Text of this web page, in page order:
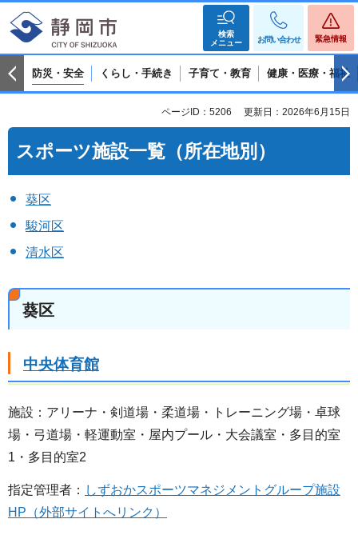
検索
メニュー
お問い合わせ 緊急情報
防災・安全 くらし・手続き 子育て・教育 健康・医療・福祉
ページID：5206 更新日：2026年6月15日
スポーツ施設一覧（所在地別）
葵区
駿河区
清水区
葵区
中央体育館
施設：アリーナ・剣道場・柔道場・トレーニング場・卓球
場・弓道場・軽運動室・屋内プール・大会議室・多目的室
1・多目的室2
指定管理者： しずおかスポーツマネジメントグループ施設
HP（外部サイトへリンク）